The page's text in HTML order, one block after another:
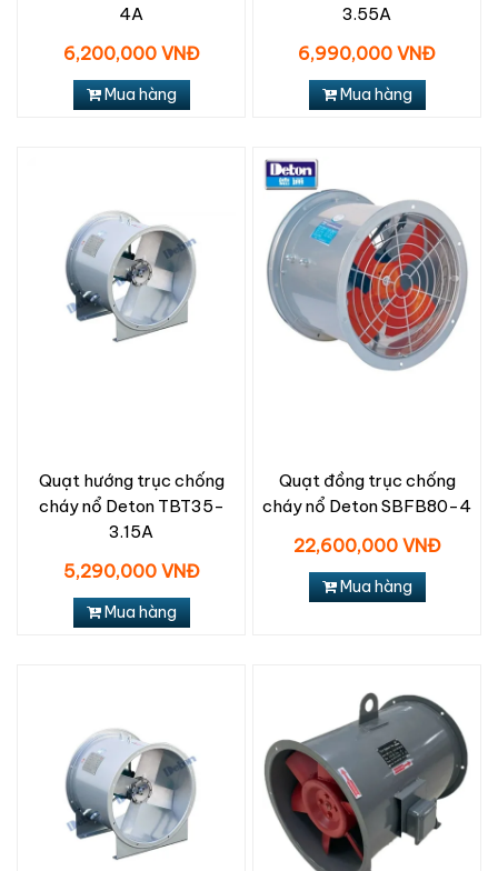
4A
6,200,000 VNĐ
Mua hàng
3.55A
6,990,000 VNĐ
Mua hàng
Quạt hướng trục chống
cháy nổ Deton TBT35-
3.15A
5,290,000 VNĐ
Mua hàng
Quạt đồng trục chống
cháy nổ Deton SBFB80-4
22,600,000 VNĐ
Mua hàng